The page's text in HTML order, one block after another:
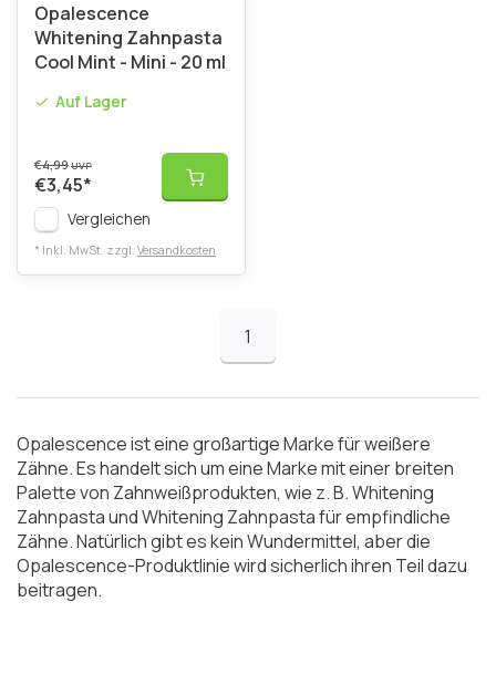
Opalescence
Whitening Zahnpasta
Cool Mint - Mini - 20 ml
Auf Lager
€4,99UVP
€3,45*
Vergleichen
* Inkl. MwSt. zzgl. Versandkosten
1
Opalescence ist eine großartige Marke für weißere
Zähne. Es handelt sich um eine Marke mit einer breiten
Palette von Zahnweißprodukten, wie z. B. Whitening
Zahnpasta und Whitening Zahnpasta für empfindliche
Zähne. Natürlich gibt es kein Wundermittel, aber die
Opalescence-Produktlinie wird sicherlich ihren Teil dazu
beitragen.